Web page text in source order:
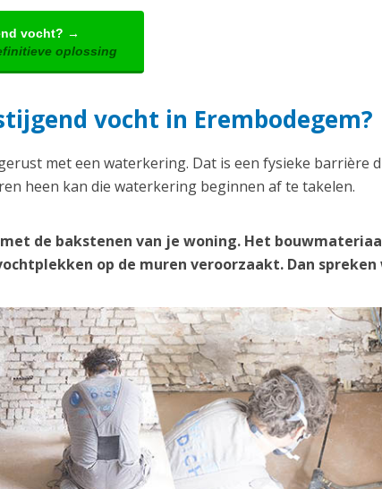
vocht? →
oplossing
vocht in Erembodegem?
met een waterkering. Dat is een fysieke barrière
heen kan die waterkering beginnen af te takelen.
de bakstenen van je woning. Het
op de muren veroorzaakt. Dan